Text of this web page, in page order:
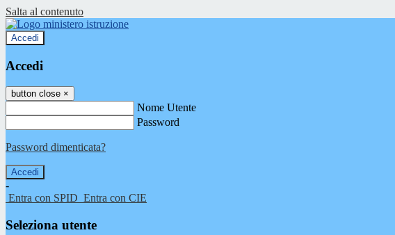
Salta al contenuto
Accedi
Accedi
button close ×
Nome Utente
Password
Password dimenticata?
-
Entra con SPID Entra con CIE
Seleziona utente